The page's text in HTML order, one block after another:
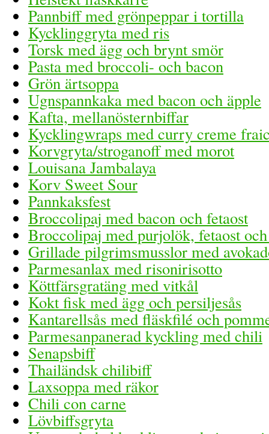
Pannbiff med grönpeppar i tortilla
Kycklinggryta med ris
Torsk med ägg och brynt smör
Pasta med broccoli- och bacon
Grön ärtsoppa
Ugnspannkaka med bacon och äpple
Kafta, mellanösternbiffar
Kycklingwraps med curry creme
Korvgryta/stroganoff med morot
Louisana Jambalaya
Korv Sweet Sour
Pannkaksfest
Broccolipaj med bacon och fetaost
Broccolipaj med purjolök, fetaost
Grillade pilgrimsmusslor med
Parmesanlax med risonirisotto
Köttfärsgratäng med vitkål
Kokt fisk med ägg och persiljesås
Kantarellsås med fläskfilé och
Parmesanpanerad kyckling med chili
Senapsbiff
Thailändsk chilibiff
Laxsoppa med räkor
Chili con carne
Lövbiffsgryta